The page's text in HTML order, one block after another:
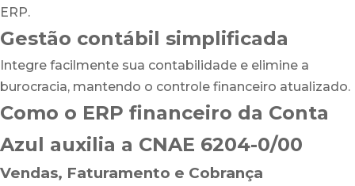
ERP.
Gestão contábil simplificada
Integre facilmente sua contabilidade e elimine a
burocracia, mantendo o controle financeiro atualizado.
Como o ERP financeiro da Conta
Azul auxilia a CNAE 6204-0/00
Vendas, Faturamento e Cobrança